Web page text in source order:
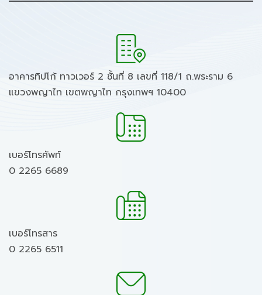
อาคารทิปโก้ ทาวเวอร์ 2 ชั้นที่ 8 เลขที่ 118/1 ถ.พระราม 6
แขวงพญาไท เขตพญาไท กรุงเทพฯ 10400
เบอร์โทรศัพท์
0 2265 6689
เบอร์โทรสาร
0 2265 6511